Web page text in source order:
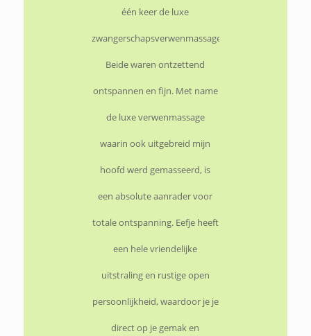
één keer de luxe
zwangerschapsverwenmassage.
Beide waren ontzettend
ontspannen en fijn. Met name
de luxe verwenmassage
waarin ook uitgebreid mijn
hoofd werd gemasseerd, is
een absolute aanrader voor
totale ontspanning. Eefje heeft
een hele vriendelijke
uitstraling en rustige open
persoonlijkheid, waardoor je je
direct op je gemak en